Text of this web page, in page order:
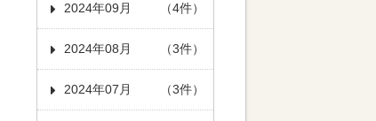
2024年09月 （4件）
2024年08月 （3件）
2024年07月 （3件）